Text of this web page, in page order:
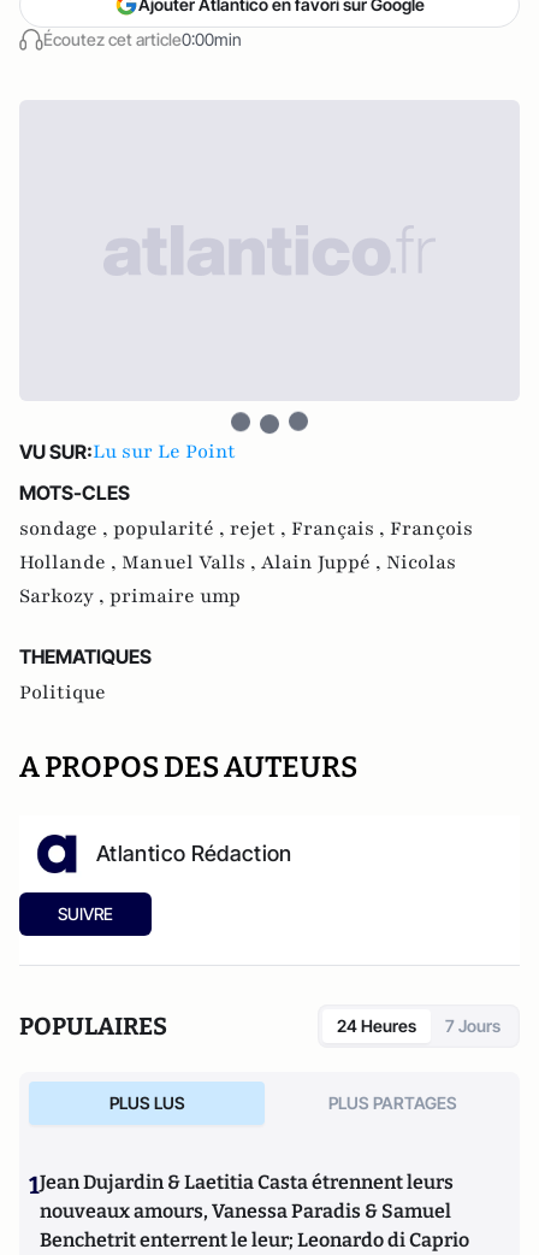
Écoutez cet article0:00min
VU SUR:Lu sur Le Point
MOTS-CLES
sondage , popularité , rejet , Français , François
Hollande , Manuel Valls , Alain Juppé , Nicolas
Sarkozy , primaire ump
THEMATIQUES
Politique
A PROPOS DES AUTEURS
Atlantico Rédaction
SUIVRE
POPULAIRES 24 Heures 7 Jours
PLUS LUS PLUS PARTAGES
1Jean Dujardin & Laetitia Casta étrennent leurs
nouveaux amours, Vanessa Paradis & Samuel
Benchetrit enterrent le leur; Leonardo di Caprio